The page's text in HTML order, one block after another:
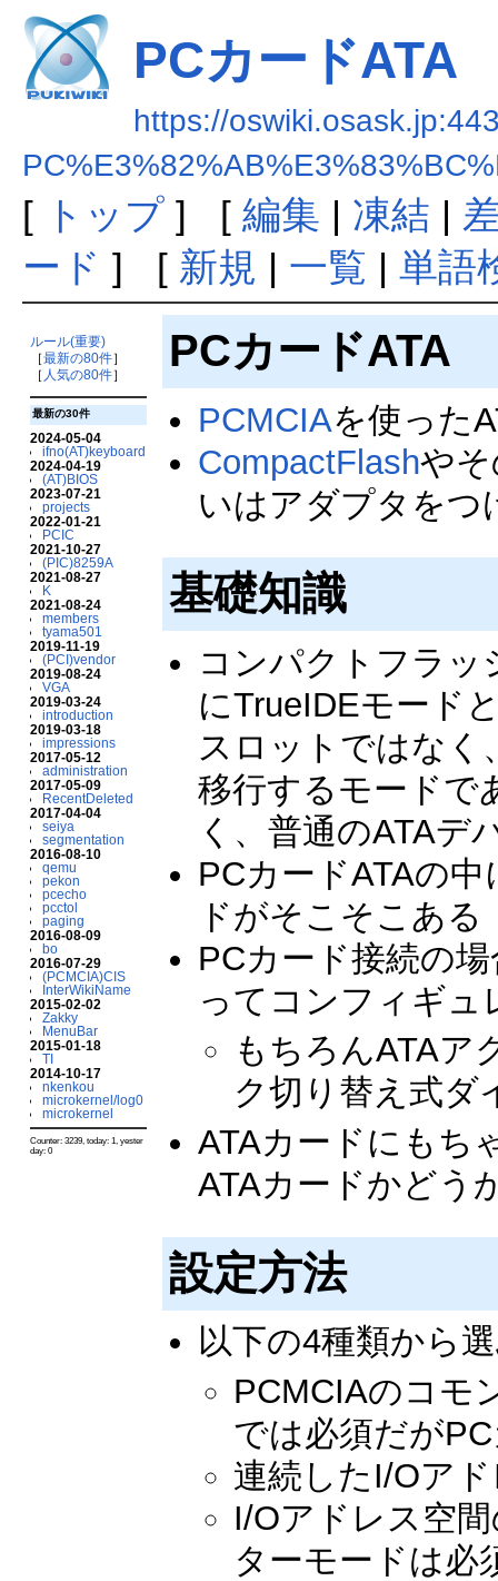
PCカードATA
https://
[ トップ] [ 編集 | 凍結 |
ード ] [ 新規 | 一覧 | 単語
ルール(重要)
［最新の80件］
［ 人気の80件］
最新の30件
2024-05-04
ifno(AT)keyboard
2024-04-19
(AT)BIOS
2023-07-21
projects
2022-01-21
PCIC
2021-10-27
(PIC)8259A
2021-08-27
K
2021-08-24
members
tyama501
2019-11-19
(PCI)vendor
2019-08-24
VGA
2019-03-24
introduction
2019-03-18
impressions
2017-05-12
administration
2017-05-09
RecentDeleted
2017-04-04
seiya
segmentation
2016-08-10
qemu
pekon
pcecho
pcctol
paging
2016-08-09
bo
2016-07-29
(PCMCIA)CIS
InterWikiName
2015-02-02
Zakky
MenuBar
2015-01-18
TI
2014-10-17
nkenkou
microkernel/log0
microkernel
Counter: 3239, today: 1, yester
day: 0
PCカードATA
PCMCIAを使った
CompactFlashや
いはアダプタをつ
基礎知識
コンパクトフラッ
にTrueIDEモード
スロットではなく
移行するモードで
く、普通のATAデ
PCカードATAの
ドがそこそこある
PCカード接続の
ってコンフィギュ
もちろんATAア
ク切り替え式ダ
ATAカードにもち
ATAカードかどう
設定方法
以下の4種類から
PCMCIAのコモ
では必須だが
連続したI/Oア
I/Oアドレス空
ターモードは必